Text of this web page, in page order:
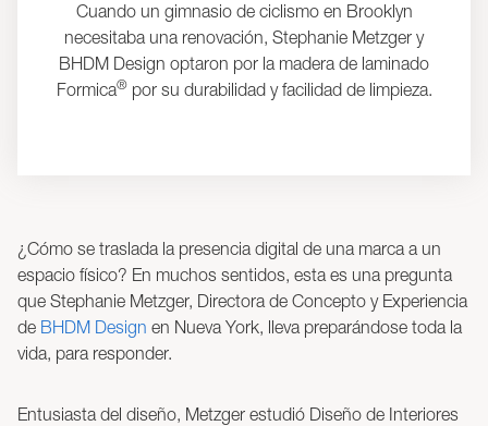
Cuando un gimnasio de ciclismo en Brooklyn
necesitaba una renovación, Stephanie Metzger y
BHDM Design optaron por la madera de laminado
Formica®por su durabilidad y facilidad de limpieza.
¿Cómo se traslada la presencia digital de una marca a un
espacio físico? En muchos sentidos, esta es una pregunta
que Stephanie Metzger, Directora de Concepto y Experiencia
de BHDM Design en Nueva York, lleva preparándose toda la
vida, para responder.
Entusiasta del diseño, Metzger estudió Diseño de Interiores